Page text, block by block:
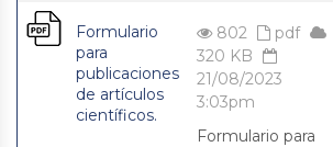
Formulario
para
publicaciones
de artículos
científicos.
802
pdf
320 KB
21/08/2023
3:03pm
Formulario para